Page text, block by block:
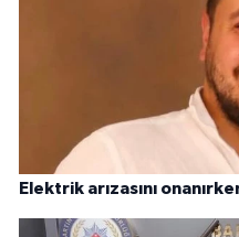
Elektrik arızasını